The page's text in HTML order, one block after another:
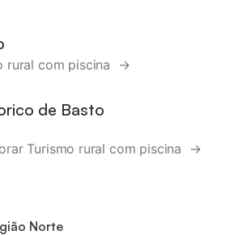
rural com piscina →
de Basto
Turismo rural com piscina →
Norte